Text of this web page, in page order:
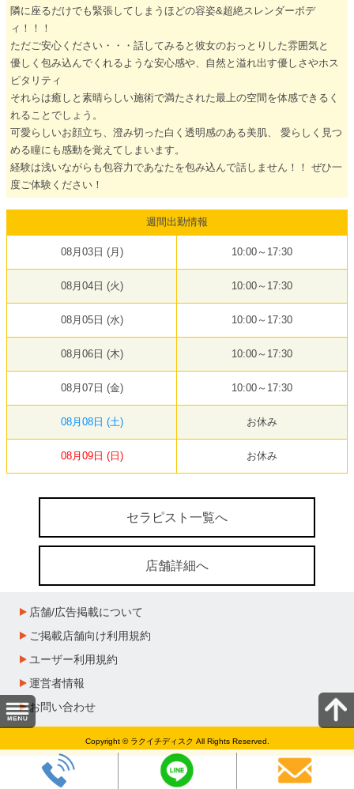
隣に座るだけでも緊張してしまうほどの容姿&超絶スレンダーボデ
ィ！！！
ただご安心ください・・・話してみると彼女のおっとりした雰囲気と
優しく包み込んでくれるような安心感や、自然と溢れ出す優しさやホス
ピタリティ
それらは癒しと素晴らしい施術で満たされた最上の空間を体感できるく
れることでしょう。
可愛らしいお顔立ち、澄み切った白く透明感のある美肌、 愛らしく見つ
める瞳にも感動を覚えてしまいます。
経験は浅いながらも包容力であなたを包み込んで話しません！！ ぜひ一
度ご体験ください！
週間出勤情報
08月03日 (月) 10:00～17:30
08月04日 (火) 10:00～17:30
08月05日 (水) 10:00～17:30
08月06日 (木) 10:00～17:30
08月07日 (金) 10:00～17:30
08月08日 (土) お休み
08月09日 (日) お休み
セラピスト一覧へ
店舗詳細へ
店舗/広告掲載について
ご掲載店舗向け利用規約
ユーザー利用規約
運営者情報
お問い合わせ
Copyright © ラクイチディスク All Rights Reserved.